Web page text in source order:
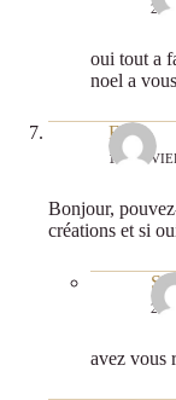
24
oui tout a
noel a vous
Flo
14
Bonjour,
créations et si
22
avez vous